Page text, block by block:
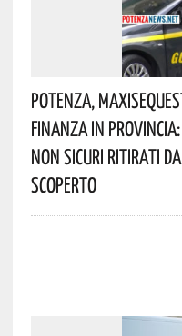
Potenza,
Finanza In
Non Sicuri Ritirati
Scoperto